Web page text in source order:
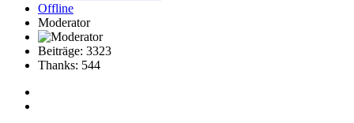
Offline
Moderator
Beiträge: 3323
Thanks: 544